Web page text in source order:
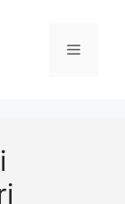
Menü